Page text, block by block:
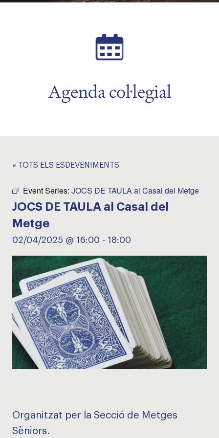
Agenda col·legial
« TOTS ELS ESDEVENIMENTS
Event Series: JOCS DE TAULA al Casal del Metge
JOCS DE TAULA al Casal del
Metge
02/04/2025 @ 16:00 - 18:00
Organitzat per la Secció de Metges
Sèniors.